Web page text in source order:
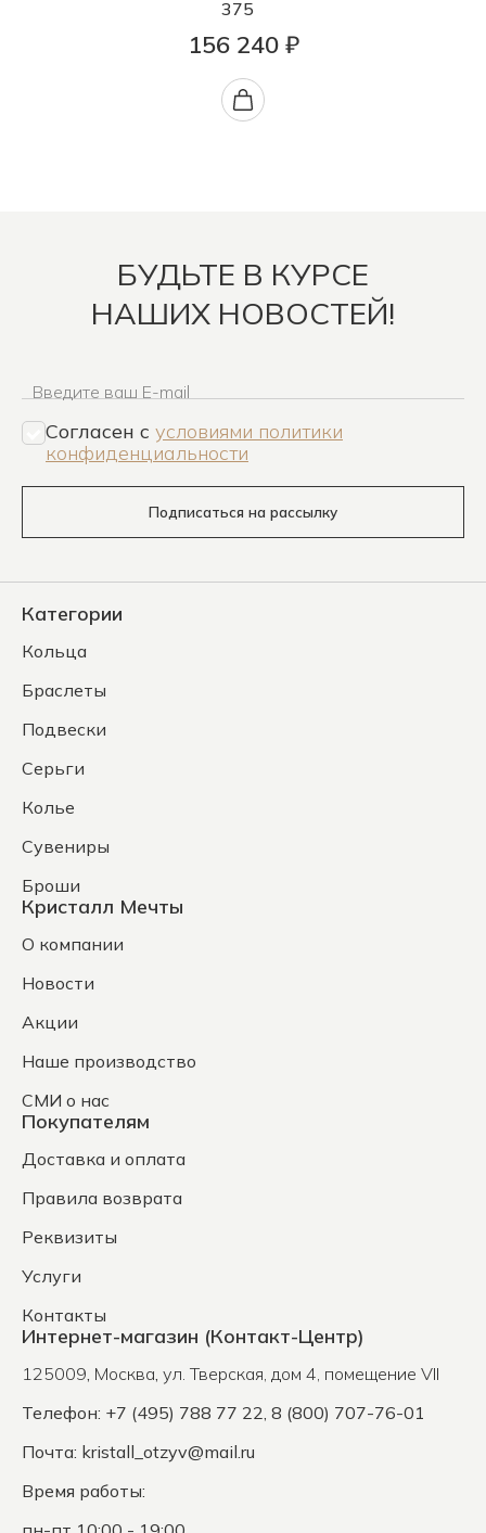
375
156 240 ₽
БУДЬТЕ В КУРСЕ
НАШИХ НОВОСТЕЙ!
Введите ваш E-mail
Согласен c условиями политики
конфиденциальности
Подписаться на рассылку
Категории
Кольца
Браслеты
Подвески
Серьги
Колье
Сувениры
Броши
Кристалл Мечты
О компании
Новости
Акции
Наше производство
СМИ о нас
Покупателям
Доставка и оплата
Правила возврата
Реквизиты
Услуги
Контакты
Интернет-магазин (Контакт-Центр)
125009, Москва, ул. Тверская, дом 4, помещение VII
Телефон: +7 (495) 788 77 22, 8 (800) 707-76-01
Почта: kristall_otzyv@mail.ru
Время работы: